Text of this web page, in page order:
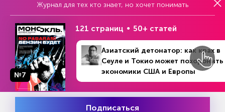
Если же обратиться к техническому анализу
графика основной пары евро/доллар, которая
имеет самый большой вес в индексе доллара,
то сейчас есть все шансы увидеть еще один
период трендового доминирования
американской валюты.
“На месячном таймфрейме видно, что с января
котировки пары безуспешно бились в уровень,
Журнал для тех кто знает, но хочет понимать
№7
121 страниц 50+ статей
Азиатский детонатор: как крах в
Сеуле и Токио может похоронить
экономики США и Европы
Подписаться